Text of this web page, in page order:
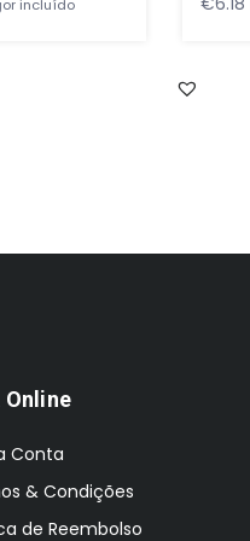
incluído
Online
Conta
& Condições
de Reembolso